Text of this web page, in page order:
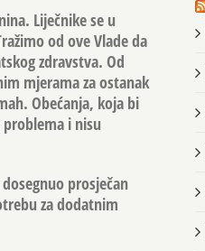
Liječnike se u
od ove Vlade da
zdravstva. Od
mjerama za ostanak
Obećanja, koja bi
i nisu
prosječan
za dodatnim